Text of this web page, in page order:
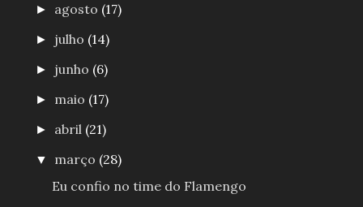
► agosto (17)
► julho (14)
► junho (6)
► maio (17)
► abril (21)
▼ março (28)
Eu confio no time do Flamengo